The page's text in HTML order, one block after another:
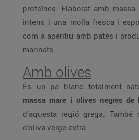
proteïnes. Elaborat amb
intens i una molla fresca i
com a aperitiu amb patés i
marinats.
Amb olives
És un pa blanc totalment
massa mare i olives negres de
d’aquesta regió grega.
d’oliva verge extra.